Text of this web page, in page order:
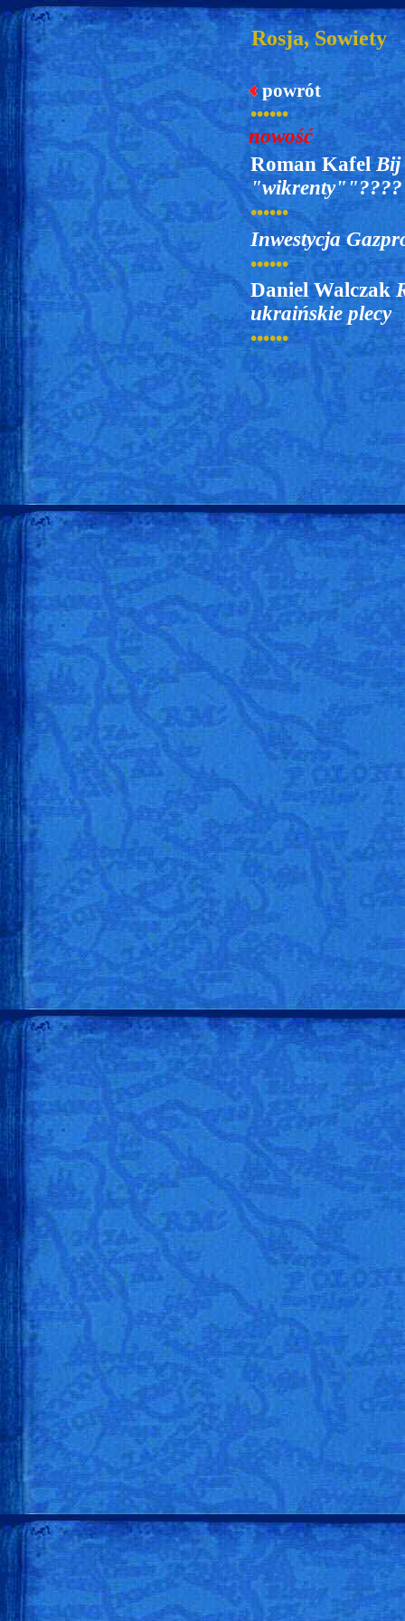
Rosja, Sowiety
powrót
••••••
nowość
Roman KafelBij
"wikrenty""????
••••••
Inwestycja
••••••
Daniel Walczak
ukraińskie plecy
••••••